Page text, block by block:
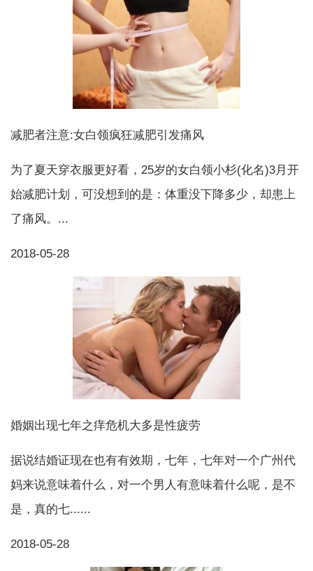
减肥者注意:女白领疯狂减肥引发痛风
为了夏天穿衣服更好看，25岁的女白领小杉(化名)3月开
始减肥计划，可没想到的是：体重没下降多少，却患上
了痛风。...
2018-05-28
婚姻出现七年之痒危机大多是性疲劳
据说结婚证现在也有有效期，七年，七年对一个广州代
妈来说意味着什么，对一个男人有意味着什么呢，是不
是，真的七......
2018-05-28